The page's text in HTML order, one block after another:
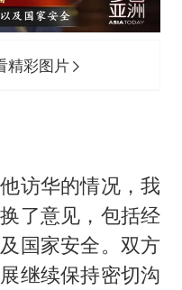
精彩图片
访华的情况，我
了意见，包括经
国家安全。双方
继续保持密切沟